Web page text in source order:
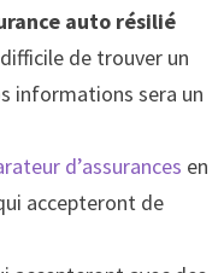
auto résilié
de trouver un
informations sera un
d’assurances en
accepteront de